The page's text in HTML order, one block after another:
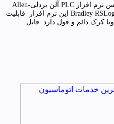
نرم افزار RsLogix 500 v8.20 با لایسنس نرم افزار PLC آلن بردلی-Allen
Bradley RSLogix 500 RSLogix 500 Pro RSLinx Pro این نرم افزار قابلیت
نصب بر روی ویندوز XP 32-64bit و 7 وبا کرک دائم و فول دارد. قابل